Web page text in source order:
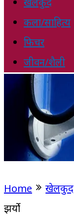
कला/साहित्य
फिचर
जीवन/शैली
Home खेलकुद
झर्यो